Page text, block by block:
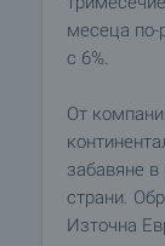
месеца по-
с 6%.
От
забавяне
страни.
Източна